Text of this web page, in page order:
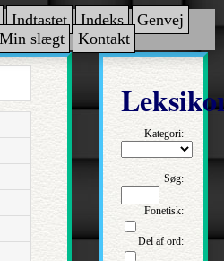
Indtastet Indeks
Genvej
Min slægt Kontakt
Kategori:
Søg:
Fonetisk:
Del af ord: